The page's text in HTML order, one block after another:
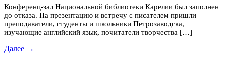
Конференц-зал Национальной библиотеки Карелии был заполнен
до отказа. На презентацию и встречу с писателем пришли
преподаватели, студенты и школьники Петрозаводска,
изучающие английский язык, почитатели творчества […]
Далее →